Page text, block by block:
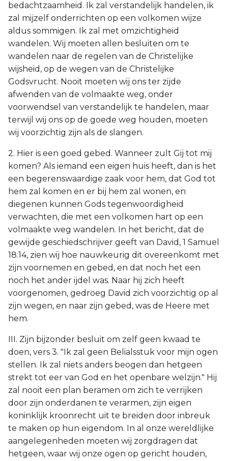
bedachtzaamheid. Ik zal verstandelijk handelen, ik
zal mijzelf onderrichten op een volkomen wijze
aldus sommigen. Ik zal met omzichtigheid
wandelen. Wij moeten allen besluiten om te
wandelen naar de regelen van de Christelijke
wijsheid, op de wegen van de Christelijke
Godsvrucht. Nooit moeten wij ons ter zijde
afwenden van de volmaakte weg, onder
voorwendsel van verstandelijk te handelen, maar
terwijl wij ons op de goede weg houden, moeten
wij voorzichtig zijn als de slangen.
2. Hier is een goed gebed. Wanneer zult Gij tot mij
komen? Als iemand een eigen huis heeft, dan is het
een begerenswaardige zaak voor hem, dat God tot
hem zal komen en er bij hem zal wonen, en
diegenen kunnen Gods tegenwoordigheid
verwachten, die met een volkomen hart op een
volmaakte weg wandelen. In het bericht, dat de
gewijde geschiedschrijver geeft van David, 1 Samuel
18:14, zien wij hoe nauwkeurig dit overeenkomt met
zijn voornemen en gebed, en dat noch het een
noch het ander ijdel was. Naar hij zich heeft
voorgenomen, gedroeg David zich voorzichtig op al
zijn wegen, en naar zijn gebed, was de Heere met
hem.
III. Zijn bijzonder besluit om zelf geen kwaad te
doen, vers 3. "Ik zal geen Belialsstuk voor mijn ogen
stellen. Ik zal niets anders beogen dan hetgeen
strekt tot eer van God en het openbare welzijn." Hij
zal nooit een plan beramen om zich te verrijken
door zijn onderdanen te verarmen, zijn eigen
koninklijk kroonrecht uit te breiden door inbreuk
te maken op hun eigendom. In al onze wereldlijke
aangelegenheden moeten wij zorgdragen dat
hetgeen, waar wij onze ogen op gericht houden,